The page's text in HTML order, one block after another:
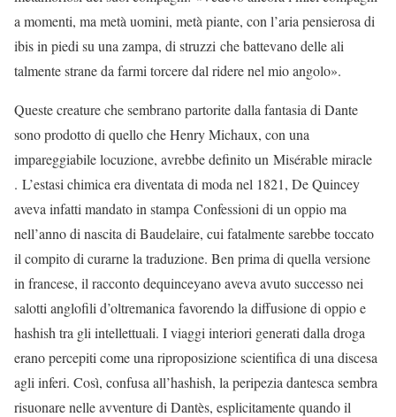
a momenti, ma metà uomini, metà piante, con l’aria pensierosa di
ibis in piedi su una zampa, di struzzi che battevano delle ali
talmente strane da farmi torcere dal ridere nel mio angolo».
Queste creature che sembrano partorite dalla fantasia di Dante
sono prodotto di quello che Henry Michaux, con una
impareggiabile locuzione, avrebbe definito un Misérable miracle
. L’estasi chimica era diventata di moda nel 1821, De Quincey
aveva infatti mandato in stampa Confessioni di un oppio ma
nell’anno di nascita di Baudelaire, cui fatalmente sarebbe toccato
il compito di curarne la traduzione. Ben prima di quella versione
in francese, il racconto dequinceyano aveva avuto successo nei
salotti anglofili d’oltremanica favorendo la diffusione di oppio e
hashish tra gli intellettuali. I viaggi interiori generati dalla droga
erano percepiti come una riproposizione scientifica di una discesa
agli inferi. Così, confusa all’hashish, la peripezia dantesca sembra
risuonare nelle avventure di Dantès, esplicitamente quando il